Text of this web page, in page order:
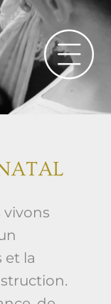
vivons
et la